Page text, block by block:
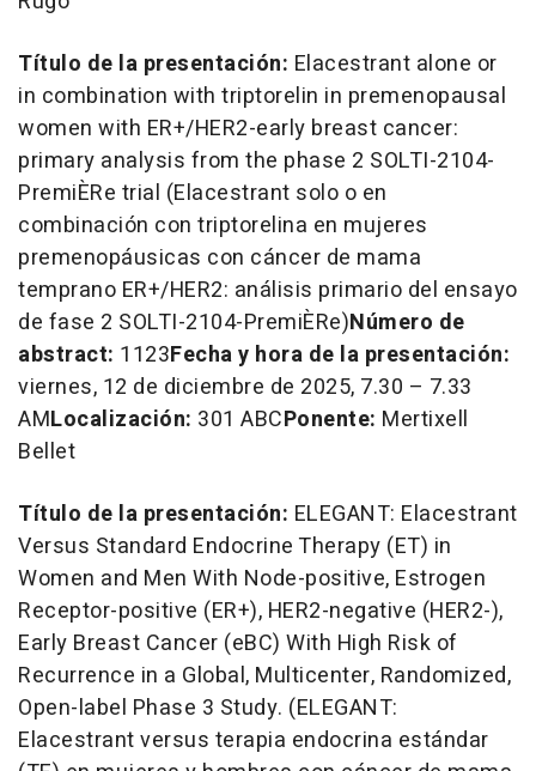
Título de la presentación: Elacestrant alone or
in combination with triptorelin in premenopausal
women with ER+/HER2-early breast cancer:
primary analysis from the phase 2 SOLTI-2104-
PremiÈRe trial (Elacestrant solo o en
combinación con triptorelina en mujeres
premenopáusicas con cáncer de mama
temprano ER+/HER2: análisis primario del ensayo
de fase 2 SOLTI-2104-PremiÈRe)Número de
abstract: 1123Fecha y hora de la presentación:
viernes, 12 de diciembre de 2025, 7.30 – 7.33
AMLocalización: 301 ABCPonente: Mertixell
Bellet
Título de la presentación: ELEGANT: Elacestrant
Versus Standard Endocrine Therapy (ET) in
Women and Men With Node-positive, Estrogen
Receptor-positive (ER+), HER2-negative (HER2-),
Early Breast Cancer (eBC) With High Risk of
Recurrence in a Global, Multicenter, Randomized,
Open-label Phase 3 Study. (ELEGANT:
Elacestrant versus terapia endocrina estándar